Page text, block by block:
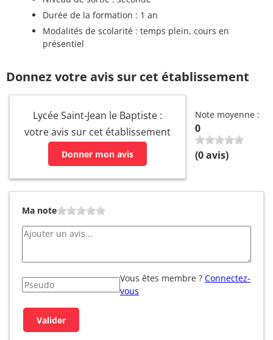
Durée de la formation : 1 an
Modalités de scolarité : temps plein, cours en
présentiel
Donnez votre avis sur cet établissement
Lycée Saint-Jean le Baptiste :
votre avis sur cet établissement
Donner mon avis
Note moyenne :
0
(0avis)
Ma note
Vous êtes membre ? Connectez-
vous